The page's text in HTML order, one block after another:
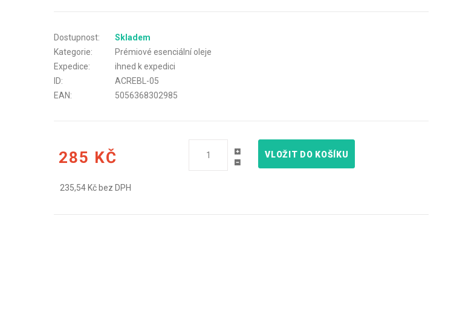
Dostupnost:
Skladem
Kategorie:
Prémiové esenciální oleje
Expedice:
ihned k expedici
ID:
ACREBL-05
EAN:
5056368302985
285 KČ
235,54 Kč bez DPH
VLOŽIT DO KOŠÍKU